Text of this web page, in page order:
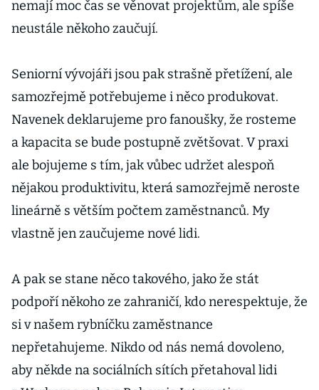
nemají moc čas se věnovat projektům, ale spíše
neustále někoho zaučují.
Seniorní vývojáři jsou pak strašně přetížení, ale
samozřejmě potřebujeme i něco produkovat.
Navenek deklarujeme pro fanoušky, že rosteme
a kapacita se bude postupně zvětšovat. V praxi
ale bojujeme s tím, jak vůbec udržet alespoň
nějakou produktivitu, která samozřejmě neroste
lineárně s větším počtem zaměstnanců. My
vlastně jen zaučujeme nové lidi.
A pak se stane něco takového, jako že stát
podpoří někoho ze zahraničí, kdo nerespektuje, že
si v našem rybníčku zaměstnance
nepřetahujeme. Nikdo od nás nemá dovoleno,
aby někde na sociálních sítích přetahoval lidi